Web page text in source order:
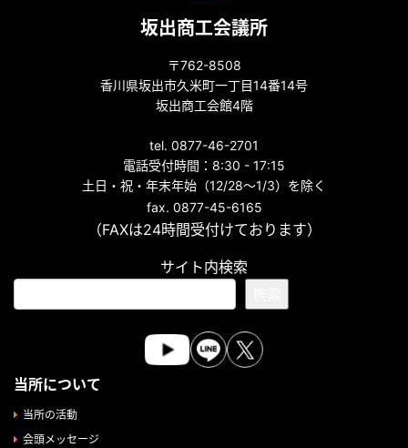
坂出商工会議所
〒762-8508
香川県坂出市久米町一丁目14番14号
坂出商工会館4階
tel. 0877-46-2701
電話受付時間：8:30 - 17:15
土日・祝・年末年始（12/28～1/3）を除く
fax. 0877-45-6165
（FAXは24時間受付けております）
サイト内検索
当所について
当所の活動
会頭メッセージ